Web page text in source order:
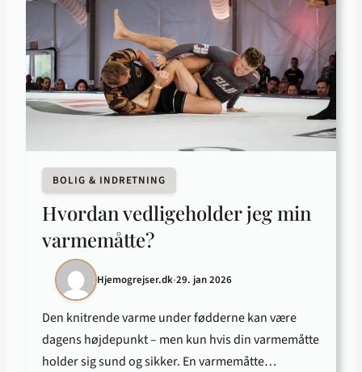
BOLIG & INDRETNING
Hvordan vedligeholder jeg min
varmemåtte?
Hjemogrejser.dk•29. jan 2026
Den knitrende varme under fødderne kan være
dagens højdepunkt – men kun hvis din varmemåtte
holder sig sund og sikker. En varmemåtte…